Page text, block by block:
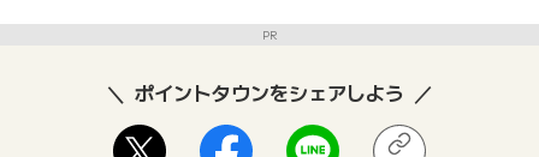
PR
ポイントタウンをシェアしよう